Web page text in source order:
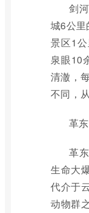
剑
城6公
景区1
泉眼10
清澈，
不同，
革
革
生命大
代介于
动物群